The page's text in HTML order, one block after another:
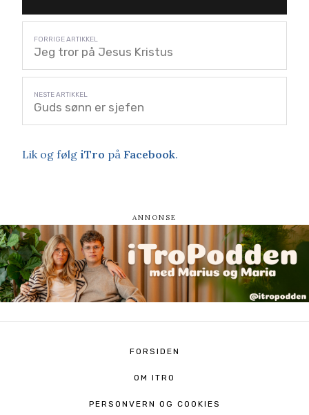
Jeg tror på Jesus Kristus
Guds sønn er sjefen
Lik og følg iTro på Facebook.
FORSIDEN
OM ITRO
PERSONVERN OG COOKIES